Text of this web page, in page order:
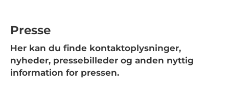
Presse
Her kan du finde kontaktoplysninger,
nyheder, pressebilleder og anden nyttig
information for pressen.